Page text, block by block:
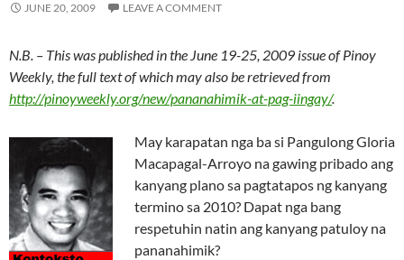
JUNE 20, 2009 LEAVE A COMMENT
N.B. – This was published in the June 19-25, 2009 issue of Pinoy
Weekly, the full text of which may also be retrieved from
http://pinoyweekly.org/new/pananahimik-at-pag-iingay/.
May karapatan nga ba si Pangulong Gloria
Macapagal-Arroyo na gawing pribado ang
kanyang plano sa pagtatapos ng kanyang
termino sa 2010? Dapat nga bang
respetuhin natin ang kanyang patuloy na
pananahimik?